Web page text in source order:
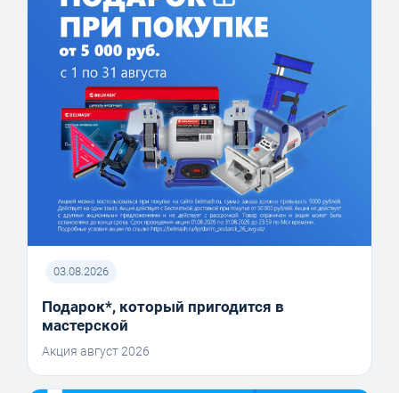
03.08.2026
Подарок*, который пригодится в
мастерской
Акция август 2026